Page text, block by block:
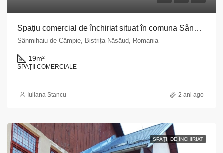
Spațiu comercial de închiriat situat în comuna Sânmihaiu de Câmpie, str. Principală, nr. 250, județul Bistrița Năsăud
Sânmihaiu de Câmpie, Bistrița-Năsăud, Romania
19m²
SPAȚII COMERCIALE
Iuliana Stancu 2 ani ago
SPAȚII DE ÎNCHIRIAT